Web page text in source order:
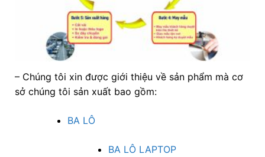
– Chúng tôi xin được giới thiệu về sản phẩm mà cơ
sở chúng tôi sản xuất bao gồm:
BA LÔ
BA LÔ LAPTOP